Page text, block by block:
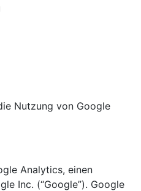
Nutzung von Google
Analytics, einen
Inc. (“Google”). Google